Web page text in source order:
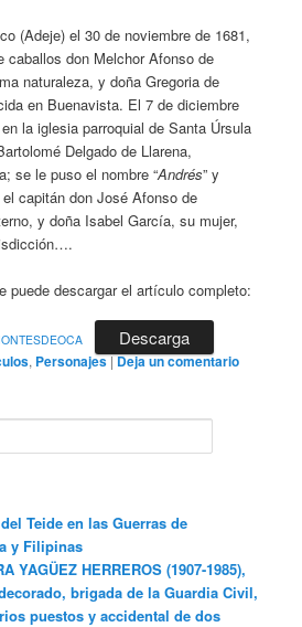
(Adeje) el 30 de noviembre de 1681,
caballos don Melchor Afonso de
naturaleza, y doña Gregoria de
en Buenavista. El 7 de diciembre
la iglesia parroquial de Santa Úrsula
Delgado de Llarena,
se le puso el nombre “Andrés” y
capitán don José Afonso de
y doña Isabel García, su mujer,
puede descargar el artículo completo:
Descarga
, Personajes|Deja un comentario
Teide en las Guerras de
y Filipinas
YAGÜEZ HERREROS (1907-1985),
brigada de la Guardia Civil,
puestos y accidental de dos